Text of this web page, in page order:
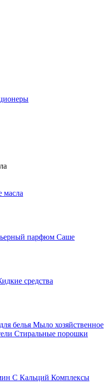
парфюм Саше
средства
белья Мыло хозяйственное
Стиральные порошки
С Кальций Комплексы